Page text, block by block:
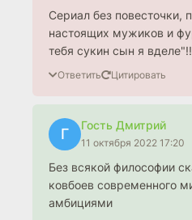
Сериал без повесточки,
настоящих мужиков и
тебя сукин сын я
Ответить Цитировать
Г
Гость Дмитрий
11 октября 2022 17:20
Без всякой философии
ковбоев современного
амбициями